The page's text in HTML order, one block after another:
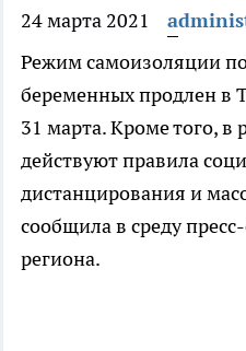
24 марта 2021
Режим самоизоляции
беременных продлен в
31 марта. Кроме того,
действуют правила
дистанцирования и
сообщила в среду
региона.